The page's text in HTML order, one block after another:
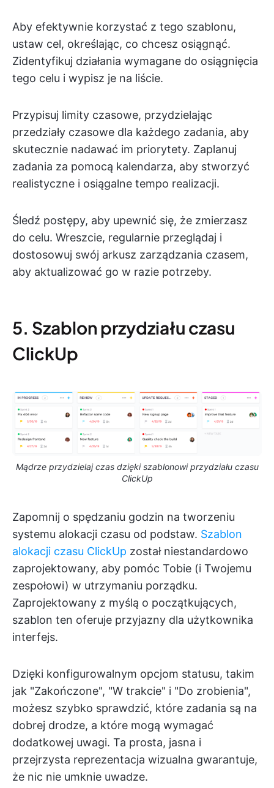
Aby efektywnie korzystać z tego szablonu,
ustaw cel, określając, co chcesz osiągnąć.
Zidentyfikuj działania wymagane do osiągnięcia
tego celu i wypisz je na liście.
Przypisuj limity czasowe, przydzielając
przedziały czasowe dla każdego zadania, aby
skutecznie nadawać im priorytety. Zaplanuj
zadania za pomocą kalendarza, aby stworzyć
realistyczne i osiągalne tempo realizacji.
Śledź postępy, aby upewnić się, że zmierzasz
do celu. Wreszcie, regularnie przeglądaj i
dostosowuj swój arkusz zarządzania czasem,
aby aktualizować go w razie potrzeby.
5. Szablon przydziału czasu
ClickUp
Mądrze przydzielaj czas dzięki szablonowi przydziału czasu
ClickUp
Zapomnij o spędzaniu godzin na tworzeniu
systemu alokacji czasu od podstaw. Szablon
alokacji czasu ClickUp został niestandardowo
zaprojektowany, aby pomóc Tobie (i Twojemu
zespołowi) w utrzymaniu porządku.
Zaprojektowany z myślą o początkujących,
szablon ten oferuje przyjazny dla użytkownika
interfejs.
Dzięki konfigurowalnym opcjom statusu, takim
jak "Zakończone", "W trakcie" i "Do zrobienia",
możesz szybko sprawdzić, które zadania są na
dobrej drodze, a które mogą wymagać
dodatkowej uwagi. Ta prosta, jasna i
przejrzysta reprezentacja wizualna gwarantuje,
że nic nie umknie uwadze.